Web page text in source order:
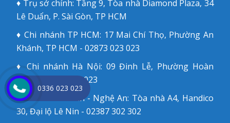
♦ Trụ sở chính: Tầng 9, Tòa nhà Diamond Plaza, 34
Lê Duẩn, P. Sài Gòn, TP HCM
♦ Chi nhánh TP HCM: 17 Mai Chí Thọ, Phường An
Khánh, TP HCM - 02873 023 023
♦ Chi nhánh Hà Nội: 09 Đinh Lễ, Phường Hoàn
Kiếm - 02473 023 023
♦ Chi nhánh Vinh - Nghệ An: Tòa nhà A4, Handico
30, Đại lộ Lê Nin - 02387 302 302
0336 023 023